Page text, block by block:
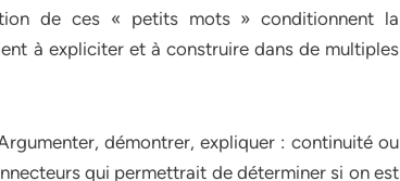
de ces « petits mots » conditionnent la
à expliciter et à construire dans de multiples
démontrer, expliquer : continuité ou
qui permettrait de déterminer si on est